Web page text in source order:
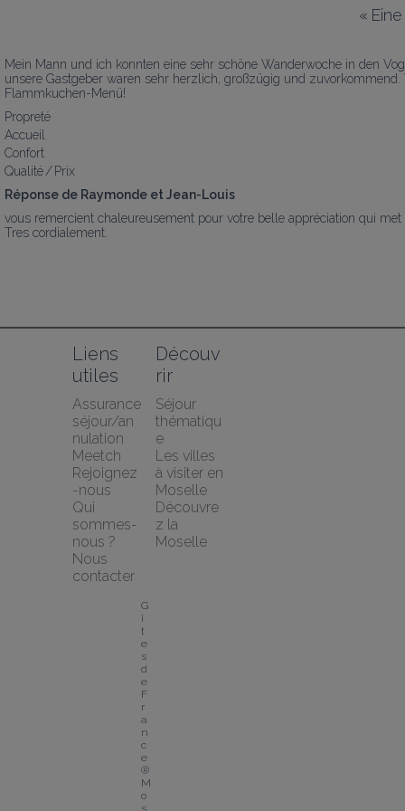
«
Mein Mann und ich konnten eine sehr schöne Wanderwoche in den
unsere Gastgeber waren sehr herzlich, großzügig und
Flammkuchen-Menü!
Propreté
Accueil
Confort
Qualité / Prix
Réponse de Raymonde et Jean-Louis
vous remercient chaleureusement pour votre belle appréciation qui
Tres cordialement.
Liens
utiles
Assurance
séjour/an
nulation
Meetch
Rejoignez
-nous
Qui
sommes-
nous ?
Nous
contacter
Découv
rir
Séjour
thématiqu
e
Les villes
à visiter en
Moselle
Découvre
z la
Moselle
G
î
t
e
s
d
e
F
r
a
n
c
e
®
M
o
s